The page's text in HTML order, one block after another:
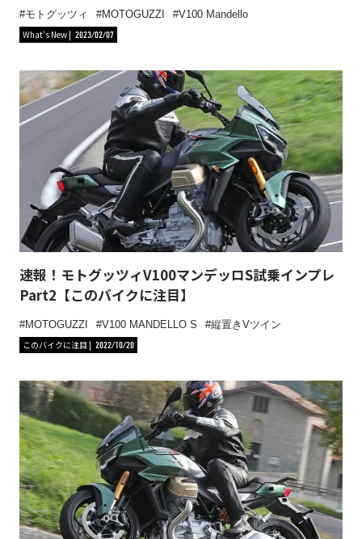
モトグッツィ MOTOGUZZI
V100 Mandello
What's New
2023/02/07
速報！モトグッツィV100マンデッロS試乗インプレ
Part2【このバイクに注目】
MOTOGUZZI V100 MANDELLO S
縦置きVツイン
このバイクに注目
2022/10/20